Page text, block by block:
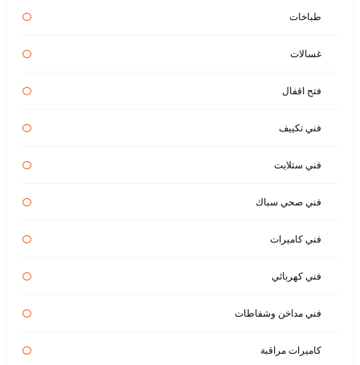
طباخات
غسالات
فتح اقفال
فني تكييف
فني ستلايت
فني صحي سباك
فني كاميرات
فني كهربائي
فني مداخن وشفاطات
كاميرات مراقبة